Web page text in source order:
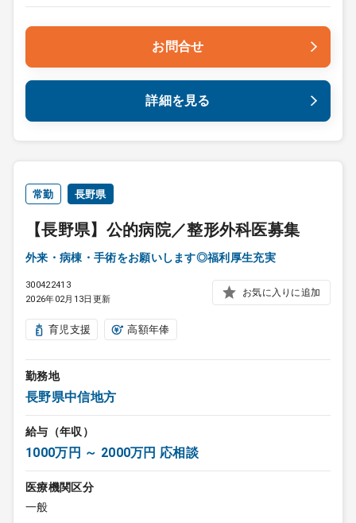
お問合せ
詳細を見る
常勤 長野県
【長野県】公的病院／整形外科医募集
外来・病棟・手術をお願いします◎福利厚生充実
300422413
2026年02月13日更新
お気に入りに追加
育児支援 高額年俸
勤務地
長野県中信地方
給与（年収）
1000万円 ～ 2000万円 応相談
医療機関区分
一般